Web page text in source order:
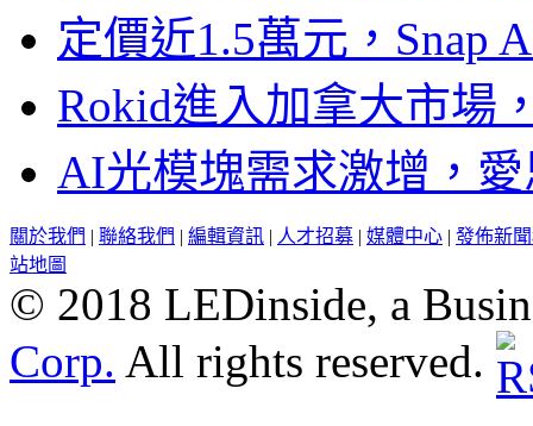
定價近1.5萬元，Snap
Rokid進入加拿大市場
AI光模塊需求激增，
關於我們 | 聯絡我們 | 編輯資訊 | 人才招募 | 媒體中心 | 發佈新
站地圖
© 2018 LEDinside, a
Corp. All rights reserved.